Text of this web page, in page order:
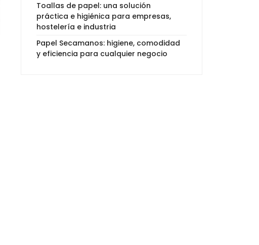
Toallas de papel: una solución
práctica e higiénica para empresas,
hostelería e industria
Papel Secamanos: higiene, comodidad
y eficiencia para cualquier negocio